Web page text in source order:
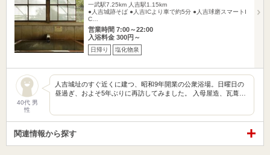
一武駅7.25km 人吉駅1.15km
●人吉城跡そば ●人吉ICより車で約5分 ●人吉球磨スマートI
C…
営業時間 7:00～22:00
入浴料金 300円～
日帰り 塩化物泉
40代 男
性
人吉城址のすぐ近くに建つ、昭和9年開業の公衆浴場。日曜日の
昼過ぎ、およそ5年ぶりに再訪してみました。 入母屋造、瓦葺…
関連情報から探す